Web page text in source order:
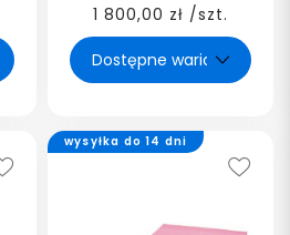
1 800,00 zł /szt.
wysyłka do 14 dni